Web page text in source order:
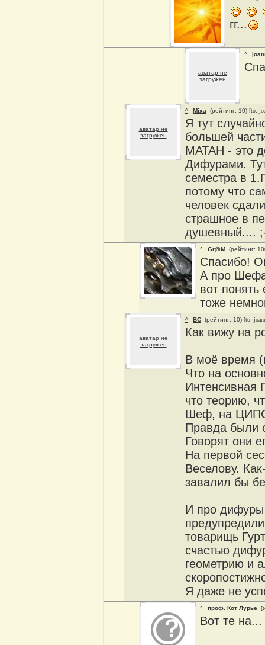
гг...
аватар не
загружен
^
аватар не
загружен
^ Mixa (рейтинг: 10) [to:
Я тут
большей
МАТАН - это
Дифурами.
семестра в
потому что
человек
страшное в
душевный....
^ Gr@M (рейтинг:
Спасибо!
А про
вот
тоже
аватар не
загружен
^ ВС (рейтинг: 10) [to:
Как вижу на
В моё время
Что на
Интенсивная
что теорию,
Шеф, на ЦИПС
Правда были
Говорят они
На первой
Веселову.
завалил бы
И про
товарищь
счастью
геометрию и
Я даже не
^ проф. Кот Лурье
Вот те на...